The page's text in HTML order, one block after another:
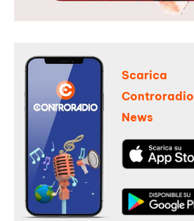
Scarica
Controradio
News